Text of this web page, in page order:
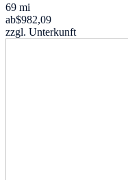
69 mi
ab$982,09
zzgl. Unterkunft